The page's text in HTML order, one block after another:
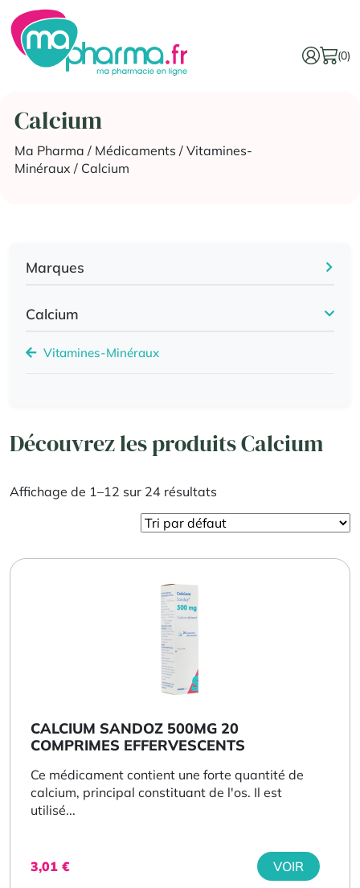
(0)
Calcium
Ma Pharma / Médicaments / Vitamines-
Minéraux / Calcium
Marques
Calcium
Vitamines-Minéraux
Découvrez les produits Calcium
Affichage de 1–12 sur 24 résultats
CALCIUM SANDOZ 500MG 20
COMPRIMES EFFERVESCENTS
Ce médicament contient une forte quantité de
calcium, principal constituant de l'os. Il est
utilisé...
3,01 € VOIR